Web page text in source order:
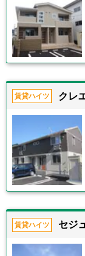
賃貸ハイツ クレ
賃貸ハイツ セジ